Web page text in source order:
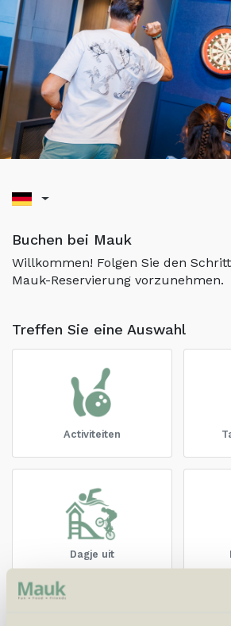
Buchen bei Mauk
Willkommen! Folgen Sie den
Mauk-Reservierung vorzunehmen.
Treffen Sie eine Auswahl
Activiteiten
Dagje uit